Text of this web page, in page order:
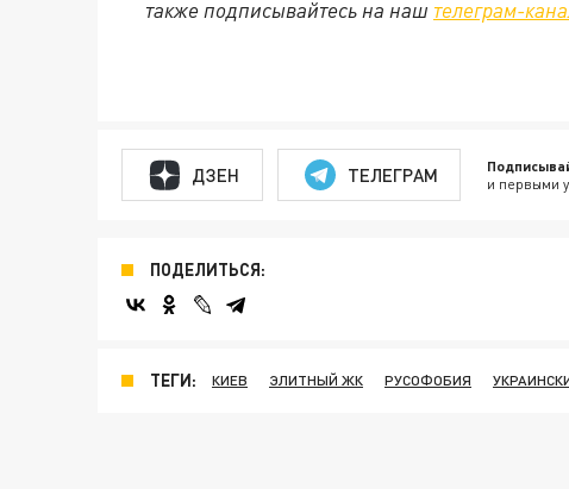
также подписывайтесь на наш телеграм-
ДЗЕН ТЕЛЕГРАМ и первыми
ПОДЕЛИТЬСЯ:
ТЕГИ: КИЕВ ЭЛИТНЫЙ ЖК РУСОФОБИЯ